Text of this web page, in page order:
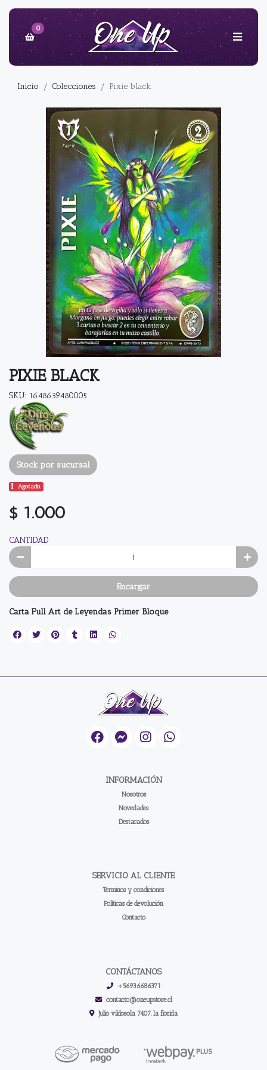
0
Inicio Colecciones Pixie black
PIXIE BLACK
SKU: 1648639480005
Stock por sucursal
Agotado.
$ 1.000
CANTIDAD
Encargar
Carta Full Art de Leyendas Primer Bloque
INFORMACIÓN
Nosotros
Novedades
Destacados
SERVICIO AL CLIENTE
Terminos y condiciones
Políticas de devolución
Contacto
CONTÁCTANOS
+56936686371
contacto@oneupstore.cl
Julio vildosola 7407, la florida